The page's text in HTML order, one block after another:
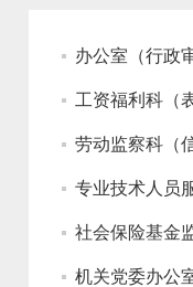
办公室（行政
工资福利科（
劳动监察科（
专业技术人员
社会保险基金
机关党委办公